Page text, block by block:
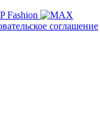
соглашение